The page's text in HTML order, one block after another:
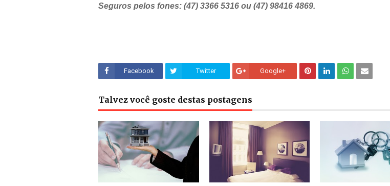
Seguros pelos fones: (47) 3366 5316 ou (47) 98416 4869.
Facebook Twitter Google+
Talvez você goste destas postagens